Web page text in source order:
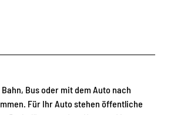
Bus oder mit dem Auto nach
Für Ihr Auto stehen öffentliche